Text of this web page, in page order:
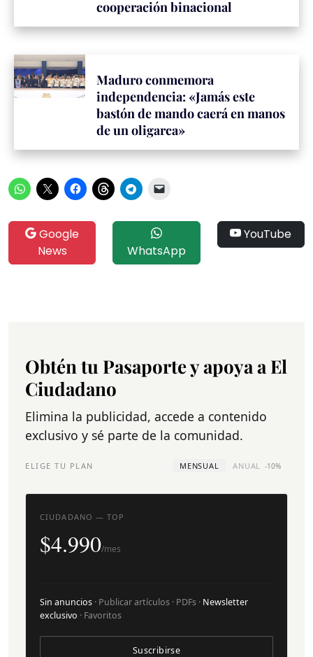
cooperación binacional
Maduro conmemora
independencia: «Jamás este
bastón de mando caerá en manos
de un oligarca»
Google
News
WhatsApp
YouTube
Obtén tu Pasaporte y apoya a El
Ciudadano
Elimina la publicidad, accede a contenido
exclusivo y sé parte de la comunidad.
ELIGE TU PLAN MENSUAL ANUAL -10%
CIUDADANO — TOP
$4.990/mes
Sin anuncios · Publicar artículos · PDFs · Newsletter
exclusivo · Favoritos
Suscribirse